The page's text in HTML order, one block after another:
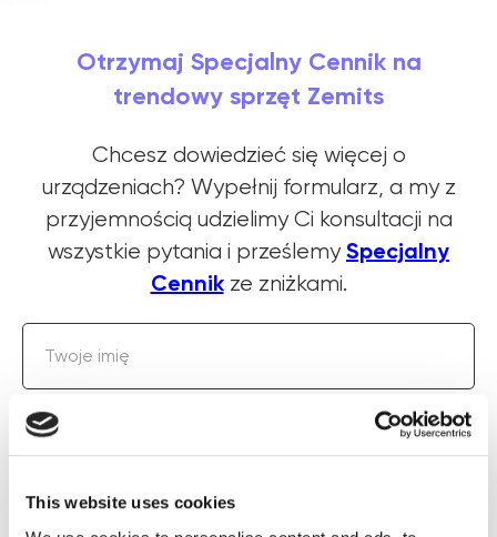
This website uses cookies
Otrzymaj Specjalny Cennik na
trendowy sprzęt Zemits
Chcesz dowiedzieć się więcej o
urządzeniach? Wypełnij formularz, a my z
przyjemnością udzielimy Ci konsultacji na
wszystkie pytania i prześlemySpecjalny
Cennikze zniżkami.
Twoje imię
+1(000)000-0000